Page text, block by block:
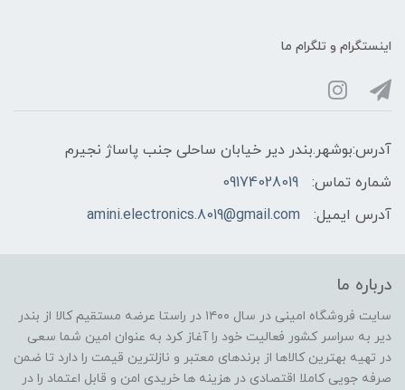
اینستگرام و تلگرام ما
آدرس:بوشهر.بندر دیر خیابان ساحلی جنب پاساژ نجیرم
شماره تماس:
09174028019
آدرس ایمیل:
amini.electronics.8019@gmail.com
درباره ما
سایت فروشگاه امینی در سال ۱۴۰۰ در راستا عرضه مستقیم کالا از بندر
دیر به سراسر کشور فعالیت خود را آغاز کرد به عنوان امین شما سعی
در تهیه بهترین کالاها از برندهای معتبر و نازلترین قیمت را دارد تا ضمن
صرفه جویی کاملا اقتصادی در هزینه ها خریدی امن و قابل اعتماد را در